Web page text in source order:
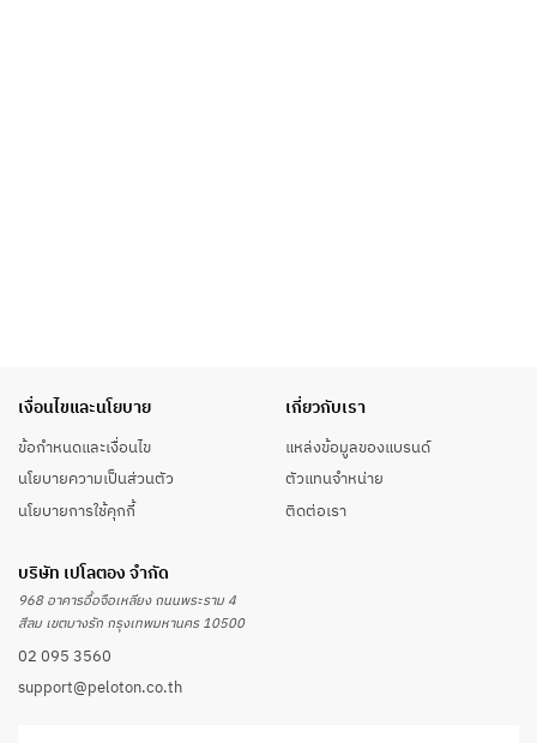
เงื่อนไขและนโยบาย
ข้อกำหนดและเงื่อนไข
นโยบายความเป็นส่วนตัว
นโยบายการใช้คุกกี้
เกี่ยวกับเรา
แหล่งข้อมูลของแบรนด์
ตัวแทนจำหน่าย
ติดต่อเรา
บริษัท เปโลตอง จำกัด
968 อาคารอื้อจือเหลียง ถนนพระราม 4
สีลม เขตบางรัก กรุงเทพมหานคร 10500
02 095 3560
support@peloton.co.th